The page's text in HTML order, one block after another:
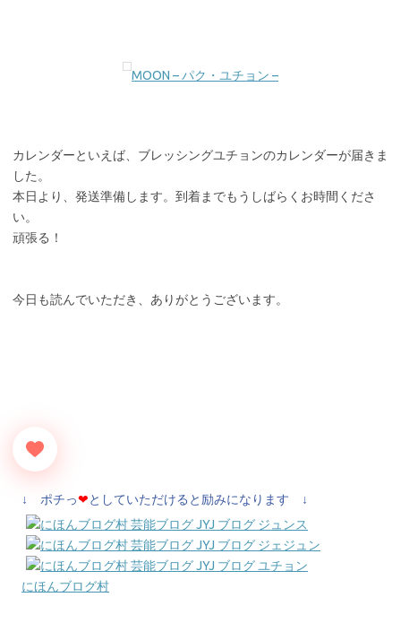
MOON – パク・ユチョン –
カレンダーといえば、ブレッシングユチョンのカレンダーが届きま
した。
本日より、発送準備します。到着までもうしばらくお時間くださ
い。
頑張る！
今日も読んでいただき、ありがとうございます。
↓ ポチっ❤としていただけると励みになります ↓
にほんブログ村